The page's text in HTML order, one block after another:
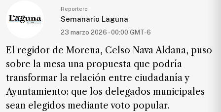
Negocios
Gente
SUSCRIPTORES
Reportero
Semanario Laguna
23 marzo 2026 - 00:00 GMT-6
El regidor de Morena, Celso Nava Aldana, puso
sobre la mesa una propuesta que podría
transformar la relación entre ciudadanía y
Ayuntamiento: que los delegados municipales
sean elegidos mediante voto popular.